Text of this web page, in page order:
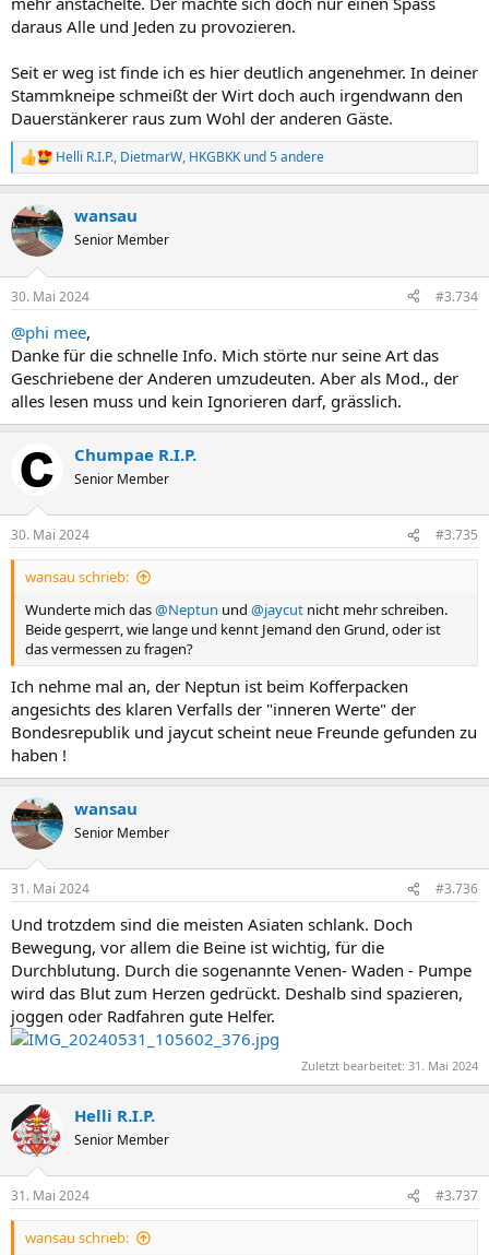
daraus Alle und Jeden zu provozieren.
Seit er weg ist finde ich es hier deutlich angenehmer. In deiner
Stammkneipe schmeißt der Wirt doch auch irgendwann den
Dauerstänkerer raus zum Wohl der anderen Gäste.
R
e
k
t
i
e
:
Helli R.I.P., DietmarW, HKGBKKund 5 andere
wansau
Senior Member
30. Mai 2024 #3.734
@phi mee,
Danke für die schnelle Info. Mich störte nur seine Art das
Geschriebene der Anderen umzudeuten. Aber als Mod., der
alles lesen muss und kein Ignorieren darf, grässlich.
Chumpae R.I.P.
Senior Member
30. Mai 2024 #3.735
wansau schrieb:
Wunderte mich das@Neptun und @jaycut nicht mehr schreiben.
Beide gesperrt, wie lange und kennt Jemand den Grund, oder ist
das vermessen zu fragen?
Ich nehme mal an, der Neptun ist beim Kofferpacken
angesichts des klaren Verfalls der "inneren Werte" der
Bondesrepublik und jaycut scheint neue Freunde gefunden zu
haben !
wansau
Senior Member
31. Mai 2024 #3.736
Und trotzdem sind die meisten Asiaten schlank. Doch
Bewegung, vor allem die Beine ist wichtig, für die
Durchblutung. Durch die sogenannte Venen- Waden - Pumpe
wird das Blut zum Herzen gedrückt. Deshalb sind spazieren,
joggen oder Radfahren gute Helfer.
Zuletzt bearbeitet: 31. Mai 2024
Helli R.I.P.
Senior Member
31. Mai 2024 #3.737
wansau schrieb: